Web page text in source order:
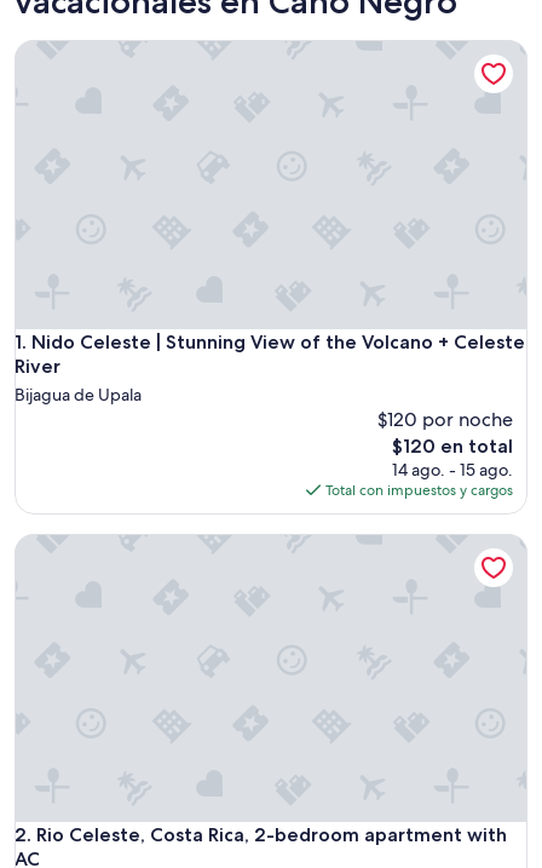
1. Nido Celeste | Stunning View of the Volcano + Celeste
River
Nido Celeste | Stunning View of the Volcano + Celeste River
Bijagua de Upala
$120 por noche
El
precio
actual
es
de
$120 en total
14 ago. - 15 ago.
Total con impuestos y cargos
Nido Celeste | Stunning View of the Volcano + Celeste River
2. Rio Celeste, Costa Rica, 2-bedroom apartment with
AC
Rio Celeste, Costa Rica, 2-bedroom apartment with AC
Rio Celeste, Costa Rica, 2-bedroom apartment with AC